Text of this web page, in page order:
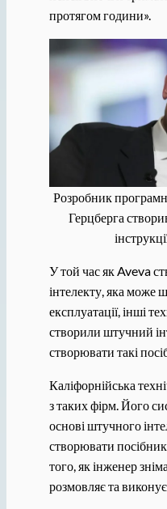
протягом години».
Розробник
Герцберга
У той час як Aveva
інтелекту, яка може
експлуатації, інші
створили штучний
створювати такі
Каліфорнійська
з таких фірм. Його
основі штучного
створювати
того, як інженер
розмовляє та